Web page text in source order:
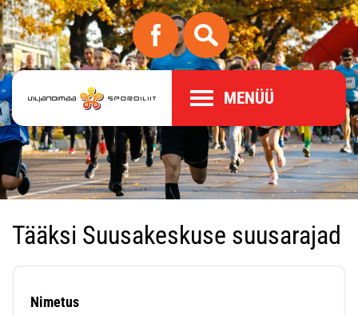
MENÜÜ
Tääksi Suusakeskuse suusarajad
Nimetus